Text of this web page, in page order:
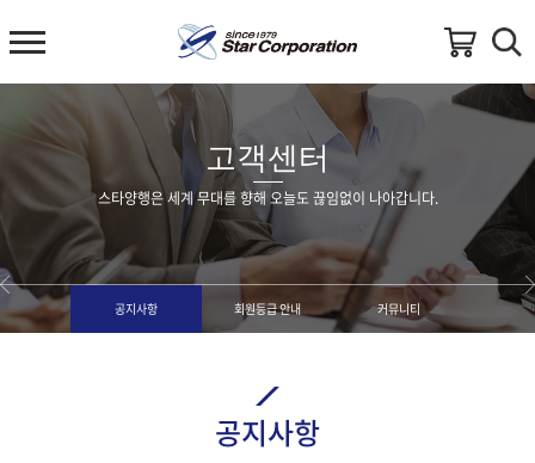
고객센터
스타양행은 세계 무대를 향해 오늘도 끊임없이 나아갑니다.
공지사항 회원등급 안내 커뮤니티
공지사항